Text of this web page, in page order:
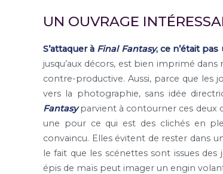
UN OUVRAGE
S’attaquer à Final Fantasy, ce n’était
jusqu’aux décors, est bien imprimé
contre-productive. Aussi, parce que les
vers la photographie, sans idée
Fantasyparvient à contourner ces deux
une pour ce qui est des clichés en
convaincu. Elles évitent de rester dans
le fait que les scénettes sont issues
épis de maïs peut imager un engin